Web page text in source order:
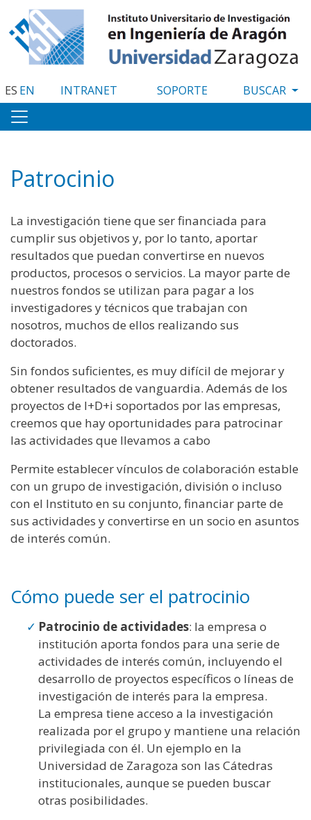
al
contenido
principal
ES EN INTRANET SOPORTE
Patrocinio
La investigación tiene que ser financiada para
cumplir sus objetivos y, por lo tanto, aportar
resultados que puedan convertirse en nuevos
productos, procesos o servicios. La mayor parte de
nuestros fondos se utilizan para pagar a los
investigadores y técnicos que trabajan con
nosotros, muchos de ellos realizando sus
doctorados.
Sin fondos suficientes, es muy difícil de mejorar y
obtener resultados de vanguardia. Además de los
proyectos de I+D+i soportados por las empresas,
creemos que hay oportunidades para patrocinar
las actividades que llevamos a cabo
Permite establecer vínculos de colaboración estable
con un grupo de investigación, división o incluso
con el Instituto en su conjunto, financiar parte de
sus actividades y convertirse en un socio en asuntos
de interés común.
Cómo puede ser el patrocinio
Patrocinio de actividades: la empresa o
institución aporta fondos para una serie de
actividades de interés común, incluyendo el
desarrollo de proyectos específicos o líneas de
investigación de interés para la empresa.
La empresa tiene acceso a la investigación
realizada por el grupo y mantiene una relación
privilegiada con él. Un ejemplo en la
Universidad de Zaragoza son las Cátedras
institucionales, aunque se pueden buscar
otras posibilidades.